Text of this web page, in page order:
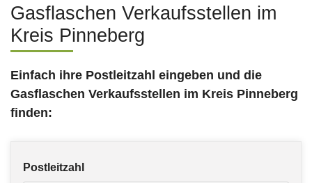
Gasflaschen Verkaufsstellen im
Kreis Pinneberg
Einfach ihre Postleitzahl eingeben und die
Gasflaschen Verkaufsstellen im Kreis Pinneberg
finden:
Postleitzahl